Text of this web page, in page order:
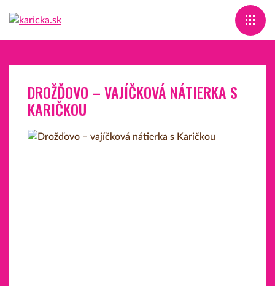
DROŽĎOVO – VAJÍČKOVÁ NÁTIERKA S
KARIČKOU